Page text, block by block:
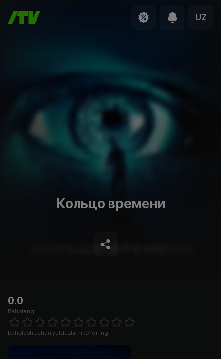
UZ
Кольцо времени
0.0
Baholang
1 Star 2 Stars 3 Stars 4 Stars5 Stars 6 Stars7 Stars8 Stars
baholash uchun yulduzlarni to'ldiring